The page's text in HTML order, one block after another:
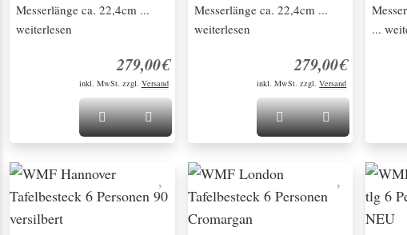
Messerlänge ca. 22,4cm ...
weiterlesen
279,00€
inkl. MwSt. zzgl. Versand
Messerlänge ca. 22,4cm ...
weiterlesen
279,00€
inkl. MwSt. zzgl.Versand
...